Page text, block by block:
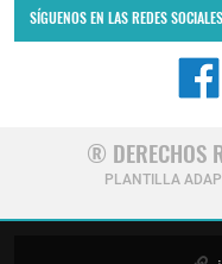
SÍGUENOS EN LAS REDES SOCIALES
® DERECHOS
PLANTILLA